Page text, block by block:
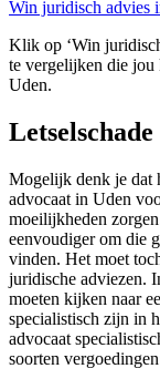
Win juridisch advies
Klik op ‘Win
te vergelijken die
Uden.
Mogelijk denk je dat
advocaat in Uden
moeilijkheden
eenvoudiger om die
vinden. Het moet
juridische adviezen.
moeten kijken naar
specialistisch zijn in
advocaat
soorten